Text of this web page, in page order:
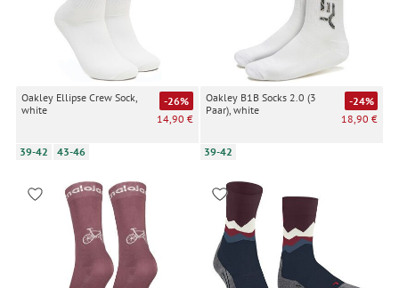
Oakley Ellipse Crew Sock,
white
-26%
14,90 €
39-42 43-46
Oakley B1B Socks 2.0 (3
Paar), white
-24%
18,90 €
39-42